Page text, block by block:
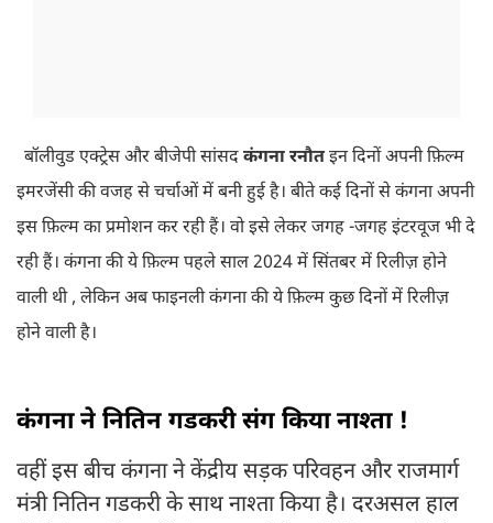
बॉलीवुड एक्ट्रेस और बीजेपी सांसदकंगना रनौतइन दिनों अपनी फ़िल्म
इमरजेंसी की वजह से चर्चाओं में बनी हुई है। बीते कई दिनों से कंगना अपनी
इस फ़िल्म का प्रमोशन कर रही हैं। वो इसे लेकर जगह -जगह इंटरवूज भी दे
रही हैं। कंगना की ये फ़िल्म पहले साल 2024 में सिंतबर में रिलीज़ होने
वाली थी , लेकिन अब फाइनली कंगना की ये फ़िल्म कुछ दिनों में रिलीज़
होने वाली है।
कंगना ने नितिन गडकरी संग किया नाश्ता !
वहीं इस बीच कंगना ने केंद्रीय सड़क परिवहन और राजमार्ग
मंत्री नितिन गडकरी के साथ नाश्ता किया है। दरअसल हाल